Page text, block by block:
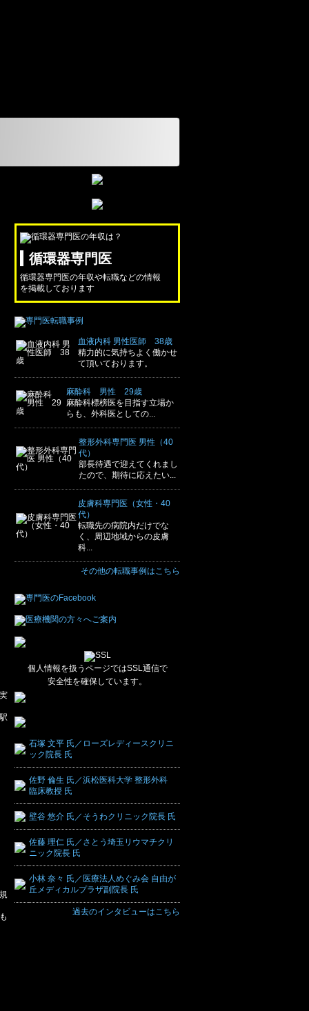
循環器専門医
循環器専門医の年収や転職などの情報
を掲載しております
血液内科 男性医師 38歳
精力的に気持ちよく働かせ
て頂いております。
麻酔科 男性 29歳
麻酔科標榜医を目指す立場か
らも、外科医としての...
整形外科専門医 男性（40
代）
部長待遇で迎えてくれまし
たので、期待に応えたい...
皮膚科専門医（女性・40
代）
転職先の病院内だけでな
く、周辺地域からの皮膚
科...
その他の転職事例はこちら
個人情報を扱うページではSSL通信で
安全性を確保しています。
石塚 文平 氏／ローズレディースクリニ
ック院長 氏
佐野 倫生 氏／浜松医科大学 整形外科
臨床教授 氏
壁谷 悠介 氏／そうわクリニック院長 氏
佐藤 理仁 氏／さとう埼玉リウマチクリ
ニック院長 氏
小林 奈々 氏／医療法人めぐみ会 自由が
丘メディカルプラザ副院長 氏
過去のインタビューはこちら